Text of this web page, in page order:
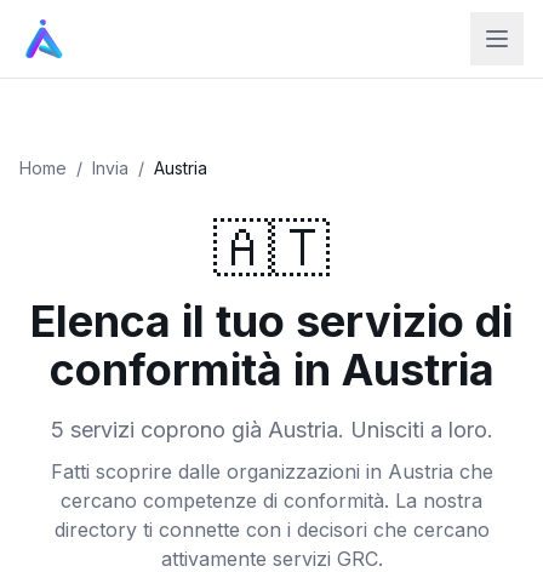
Home / Invia / Austria
🇦🇹
Elenca il tuo servizio di
conformità in Austria
5 servizi coprono già Austria. Unisciti a loro.
Fatti scoprire dalle organizzazioni in Austria che
cercano competenze di conformità. La nostra
directory ti connette con i decisori che cercano
attivamente servizi GRC.